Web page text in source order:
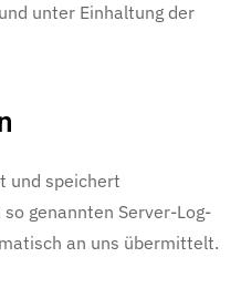
unter Einhaltung der
und speichert
genannten Server-Log-
an uns übermittelt.